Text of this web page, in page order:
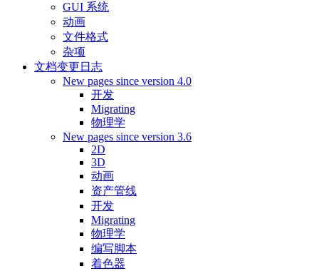
GUI 系统
动画
文件格式
杂项
文档变更日志
New pages since version 4.0
开发
Migrating
物理学
New pages since version 3.6
2D
3D
动画
资产管线
开发
Migrating
物理学
编写脚本
着色器